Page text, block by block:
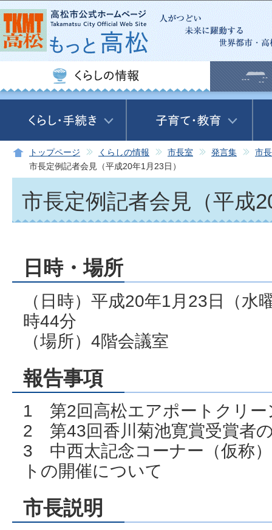
この
トップページ くらしの情報 市長室 発言集
市
市長定例記者会見（平成20年1月23日）
市長定例記者会見（平成
日時・場所
（日時）平成20年1月23日（
時44分
（場所）4階会議室
報告事項
1 第2回高松エアポートクリー
2 第43回香川菊池寛賞受賞者
3 中西太記念コーナー（仮称
トの開催について
市長説明